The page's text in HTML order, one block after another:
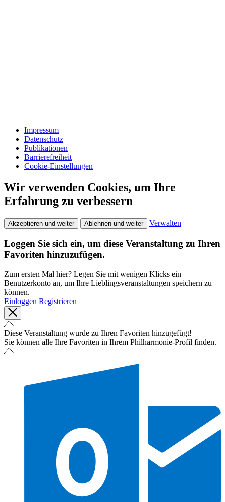
Impressum
Datenschutz
Publikationen
Barrierefreiheit
Cookie-Einstellungen
Wir verwenden Cookies, um Ihre
Erfahrung zu verbessern
Akzeptieren und weiter Ablehnen und weiter Verwalten
Loggen Sie sich ein, um diese Veranstaltung zu Ihren
Favoriten hinzuzufügen.
Zum ersten Mal hier? Legen Sie mit wenigen Klicks ein
Benutzerkonto an, um Ihre Lieblingsveranstaltungen speichern zu
können.
Einloggen Registrieren
Diese Veranstaltung wurde zu Ihren Favoriten hinzugefügt!
Sie können alle Ihre Favoriten in Ihrem Philharmonie-Profil finden.